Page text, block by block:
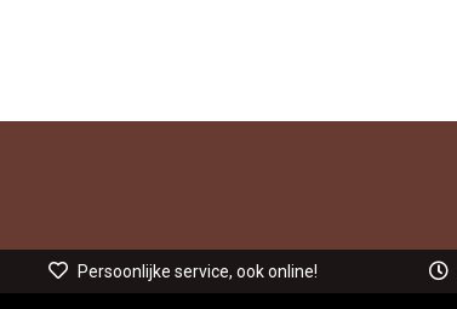
Persoonlijke service, ook online!